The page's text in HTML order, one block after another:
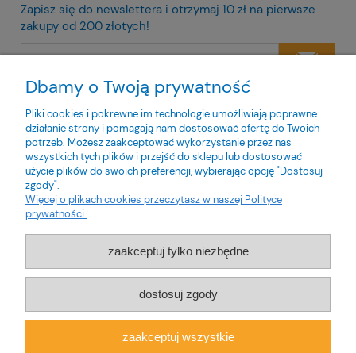
Zapisz się do newslettera i otrzymaj 10 zł na pierwsze
zakupy od 200 złotych!
Twoje dane będą przetwarzane zgodnie z nasząpolityką
prywatności
Pomoc
Moje konto
Dbamy o Twoją prywatność
Pliki cookies i pokrewne im technologie umożliwiają poprawne
działanie strony i pomagają nam dostosować ofertę do Twoich
potrzeb. Możesz zaakceptować wykorzystanie przez nas
wszystkich tych plików i przejść do sklepu lub dostosować
użycie plików do swoich preferencji, wybierając opcję "Dostosuj
zgody".
Więcej o plikach cookies przeczytasz w naszej Polityce
prywatności.
zaakceptuj tylko niezbędne
dostosuj zgody
zaakceptuj wszystkie